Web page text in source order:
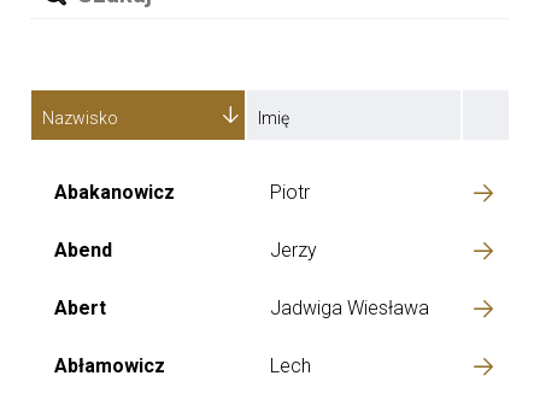
Nazwisko Imię
Abakanowicz Piotr
Abend Jerzy
Abert Jadwiga Wiesława
Abłamowicz Lech